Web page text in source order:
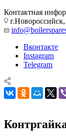
Контактная
Вконтакте
Instagram
Telegram